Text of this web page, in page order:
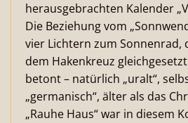
herausgebrachten Kalender
Die Beziehung vom
vier Lichtern zum Sonnenrad,
dem Hakenkreuz
betont – natürlich „uralt“,
„germanisch“, älter als das
„Rauhe Haus“ war in diesem